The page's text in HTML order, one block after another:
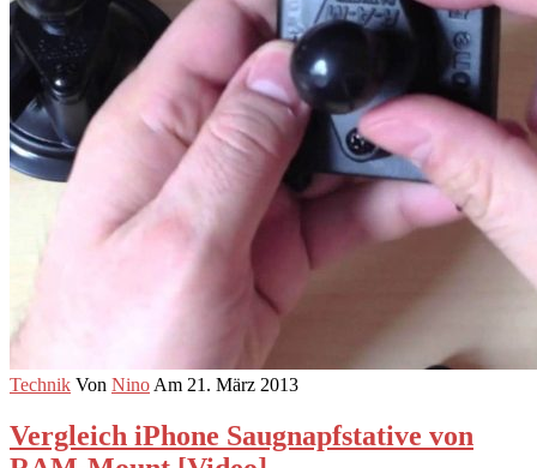
Technik Von Nino Am 21. März 2013
Vergleich iPhone Saugnapfstative von